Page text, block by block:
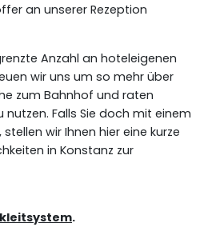
an unserer Rezeption
Anzahl an hoteleigenen
wir uns um so mehr über
zum Bahnhof und raten
nutzen. Falls Sie doch mit einem
wir Ihnen hier eine kurze
in Konstanz zur
.